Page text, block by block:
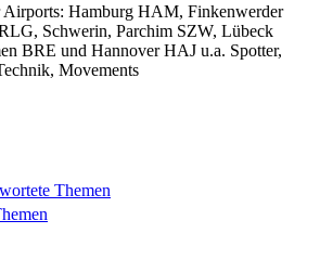
Airports: Hamburg HAM, Finkenwerder
Schwerin, Parchim SZW, Lübeck
BRE und Hannover HAJ u.a. Spotter,
Movements
Themen